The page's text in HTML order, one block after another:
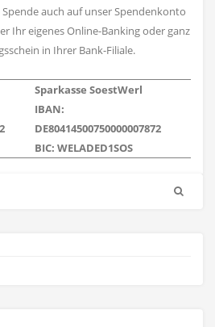
auch auf unser Spendenkonto
Ihr eigenes Online-Banking oder ganz
in Ihrer Bank-Filiale.
Sparkasse SoestWerl
IBAN:
DE80414500750000007872
BIC: WELADED1SOS